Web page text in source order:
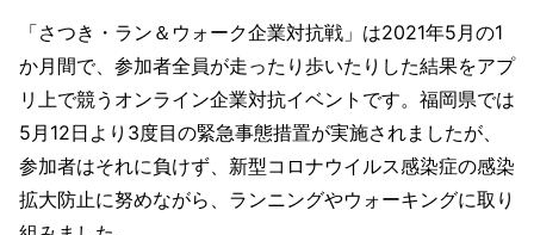
「さつき・ラン＆ウォーク企業対抗戦」は2021年5月の1
か月間で、参加者全員が走ったり歩いたりした結果をアプ
リ上で競うオンライン企業対抗イベントです。福岡県では
5月12日より3度目の緊急事態措置が実施されましたが、
参加者はそれに負けず、新型コロナウイルス感染症の感染
拡大防止に努めながら、ランニングやウォーキングに取り